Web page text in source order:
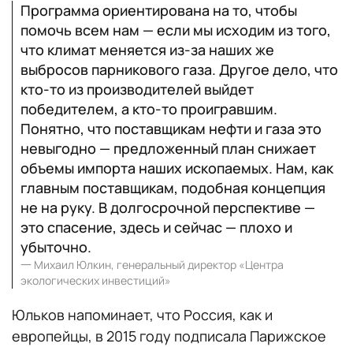
Программа ориентирована на то, чтобы
помочь всем нам — если мы исходим из того,
что климат меняется из-за наших же
выбросов парникового газа. Другое дело, что
кто-то из производителей выйдет
победителем, а кто-то проигравшим.
Понятно, что поставщикам нефти и газа это
невыгодно — предложенный план снижает
объемы импорта наших ископаемых. Нам, как
главным поставщикам, подобная концепция
не на руку. В долгосрочной перспективе —
это спасение, здесь и сейчас — плохо и
убыточно.
一 Михаил Юлкин, генеральный директор «Центра
экологических инвестиций»
Юльков напоминает, что Россия, как и
европейцы, в 2015 году подписала Парижское